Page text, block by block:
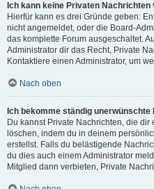
Ich kann keine Privaten
Hierfür kann es drei Gründe geben:
nicht angemeldet, oder die Board-
das komplette Forum ausgeschaltet.
Administrator dir das Recht, Private
Kontaktiere einen Administrator, um
Nach oben
Ich bekomme ständig
Du kannst Private Nachrichten, die
löschen, indem du in deinem
erstellst. Falls du belästigende
du dies auch einem Administrator
Mitglied dann verbieten, Private